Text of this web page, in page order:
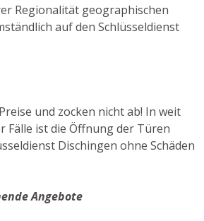
Regionalität geographischen
auf den Schlüsseldienst
und zocken nicht ab! In weit
Fälle ist die Öffnung der Türen
Dischingen ohne Schäden
Angebote